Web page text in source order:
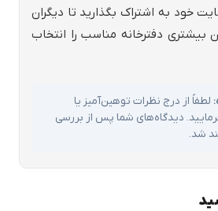
خود به اشتراک بگذارید تا دیگران
بیشتری دفترخانه مناسب را انتخاب
لطفاً از درج نظرات توهین‌آمیز یا
دیدگاه‌های شما پس از بررسی
شد.